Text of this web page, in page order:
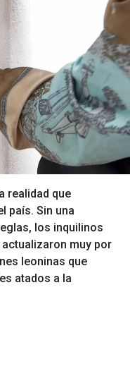
realidad que
país. Sin una
los inquilinos
muy por
leoninas que
atados a la